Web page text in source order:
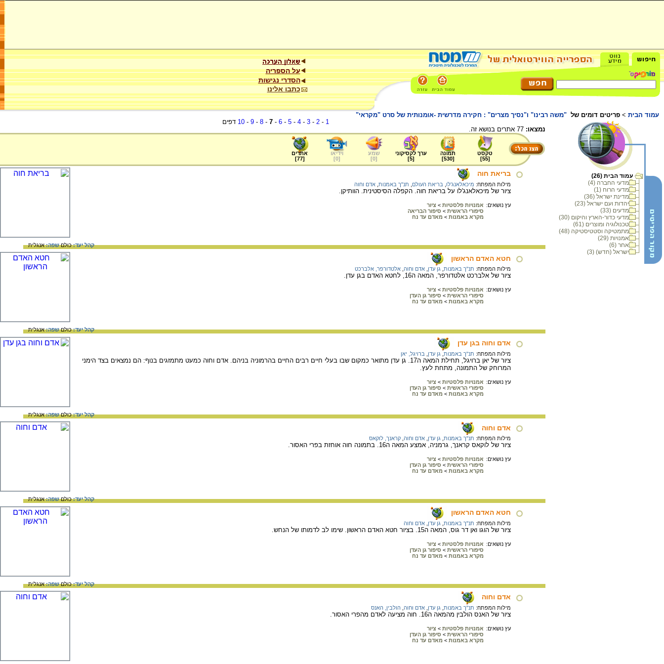
על הספריה
הסדרי נגישות
כתבו אלינו
עמוד הבית > פריטים דומים של "משה רבינו" ו"נסיך מצרים" : חקירה מדרשית -אומנותית של סרט "מקראי"
עמוד הבית (26)
מדעי החברה (4)
מדעי הרוח (1)
מדינת ישראל (36)
יהדות ועם ישראל (23)
מדעים (33)
מדעי כדור-הארץ והיקום (30)
טכנולוגיה ומוצרים (61)
מתמטיקה וסטטיסטיקה (48)
אמנויות (29)
אחר (6)
ישראל (חדש) (3)
1
-
2
-
3
-
4
-
5
-
6
-
7
-
8
-
9
-
10 דפים
נמצאו:
טקסט
[
55
]
תמונה
[
530
]
ערך לקסיקוני
[
5
]
שמע
[
0
]
וידיאו
[
0
]
אתרים
[
77
]
בריאת חוה
מילות המפתח: מיכאלאנג'לו בריאת העולם תנ"ך באמנות אדם וחוה
ציור של מיכאלאנג'לו על בריאת חוה. הקפלה הסיסטינית. הוותיקן.
עץ נושאים: אמנויות פלסטיות > ציור
סיפורי הראשית > סיפור הבריאה
מקרא באמנות > מאדם עד נח
קהל יעד:כולםשפה:אנגלית
חטא האדם הראשון
מילות המפתח: תנ"ך באמנות גן עדן אדם וחוה אלטדורפר, אלברכט
ציור של אלברכט אלטדורפר, המאה ה16, לחטא האדם בגן עדן.
עץ נושאים: אמנויות פלסטיות > ציור
סיפורי הראשית > סיפור גן העדן
מקרא באמנות > מאדם עד נח
קהל יעד:כולםשפה:אנגלית
אדם וחוה בגן עדן
מילות המפתח: תנ"ך באמנות גן עדן ברויגל, יאן
ציור של יאן ברויגל, תחילת המאה ה17. גן עדן מתואר כמקום שבו בעלי חיים רבים החיים בהרמוניה בניהם. אדם וחוה כמעט מתמזגים בנוף: הם נמצאים בצד הימני
המרוחק של התמונה, מתחת לעץ.
עץ נושאים: אמנויות פלסטיות > ציור
סיפורי הראשית > סיפור גן העדן
מקרא באמנות > מאדם עד נח
קהל יעד:כולםשפה:אנגלית
אדם וחוה
מילות המפתח: תנ"ך באמנות גן עדן אדם וחוה קראנך, לוקאס
ציור של לוקאס קראנך, גרמניה, אמצע המאה ה16. בתמונה חוה אוחזת בפרי האסור.
עץ נושאים: אמנויות פלסטיות > ציור
סיפורי הראשית > סיפור גן העדן
מקרא באמנות > מאדם עד נח
קהל יעד:כולםשפה:אנגלית
חטא האדם הראשון
מילות המפתח: תנ"ך באמנות גן עדן אדם וחוה
ציור של הוגו ואן דר גוס, המאה ה15. בציור חטא האדם הראשון. שימו לב לדמותו של הנחש.
עץ נושאים: אמנויות פלסטיות > ציור
סיפורי הראשית > סיפור גן העדן
מקרא באמנות > מאדם עד נח
קהל יעד:כולםשפה:אנגלית
אדם וחוה
מילות המפתח: תנ"ך באמנות גן עדן אדם וחוה הולבין, האנס
ציור של האנס הולבין מהמאה ה16. חוה מציעה לאדם מהפרי האסור.
עץ נושאים: אמנויות פלסטיות > ציור
סיפורי הראשית > סיפור גן העדן
מקרא באמנות > מאדם עד נח